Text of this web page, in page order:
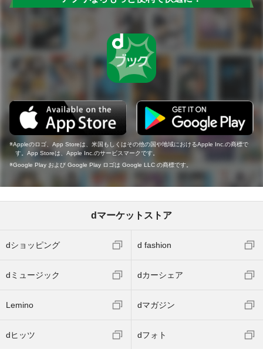
Appleのロゴ、App Storeは、米国もしくはその他の国や地域におけるApple Inc.の商標で
す。App Storeは、Apple Inc.のサービスマークです。
Google Play および Google Play ロゴは Google LLC の商標です。
dマーケットストア
dショッピング d fashion
dミュージック dカーシェア
Lemino dマガジン
dヒッツ dフォト